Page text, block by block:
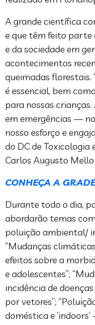
A grande científica
e que têm feito parte
e da sociedade em
acontecimentos
queimadas florestais.
é essencial, bem
para nossas
em emergências —
nosso esforço e
do DC de Toxicologia
Carlos Augusto Mello
CONHEÇA A
Durante todo o dia,
abordarão temas
poluição ambiental/
“Mudanças
efeitos sobre a
e adolescentes”;
incidência de
por vetores”;
doméstica e